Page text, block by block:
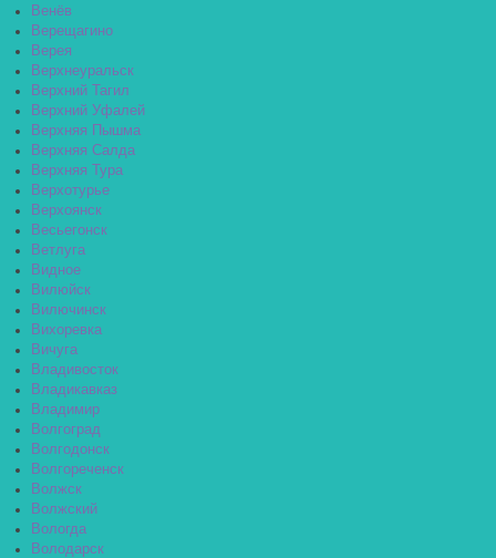
Венёв
Верещагино
Верея
Верхнеуральск
Верхний Тагил
Верхний Уфалей
Верхняя Пышма
Верхняя Салда
Верхняя Тура
Верхотурье
Верхоянск
Весьегонск
Ветлуга
Видное
Вилюйск
Вилючинск
Вихоревка
Вичуга
Владивосток
Владикавказ
Владимир
Волгоград
Волгодонск
Волгореченск
Волжск
Волжский
Вологда
Володарск